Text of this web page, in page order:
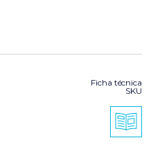
Ficha técnica
SKU